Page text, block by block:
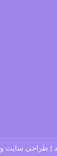
| طراحی سایت و